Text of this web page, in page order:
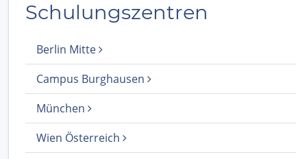
Schulungszentren
Berlin Mitte
Campus Burghausen
München
Wien Österreich